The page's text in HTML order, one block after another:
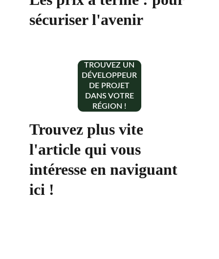
sécuriser l'avenir
TROUVEZ UN
DÉVELOPPEUR
DE PROJET
DANS VOTRE
RÉGION !
Trouvez plus vite
l'article qui vous
intéresse en naviguant
ici !